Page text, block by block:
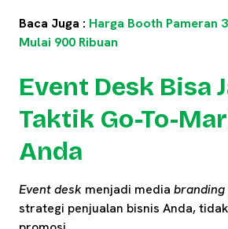
Baca Juga : Harga Booth Pameran
Mulai 900 Ribuan
Event Desk Bisa
Taktik Go-To-
Anda
Event desk menjadi media branding
strategi penjualan bisnis Anda,